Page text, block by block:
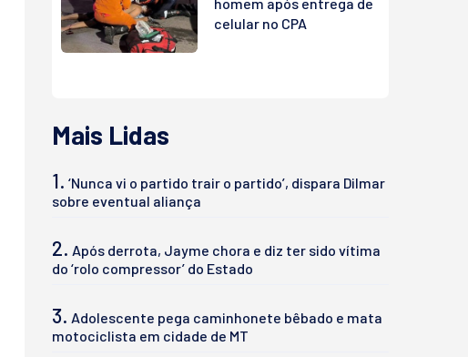
homem após entrega de
celular no CPA
Mais Lidas
1. ‘Nunca vi o partido trair o partido’, dispara Dilmar
sobre eventual aliança
2. Após derrota, Jayme chora e diz ter sido vítima
do ‘rolo compressor’ do Estado
3. Adolescente pega caminhonete bêbado e mata
motociclista em cidade de MT